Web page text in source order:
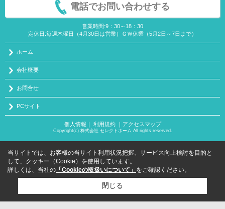
電話でお問い合わせする
営業時間:9：30～18：30
定休日:毎週木曜日（4月30日は営業）ＧＷ休業（5月2日～7日まで）
ホーム
会社概要
お問合せ
PCサイト
個人情報 利用規約｜ アクセスマップ
Copyright(c) 株式会社 セレクトホーム All rights reserved.
当サイトでは、お客様の当サイト利用状況把握、サービス向上検討を目的と
して、クッキー（Cookie）を使用しています。
詳しくは、当社の 「Cookieの取扱いについて」 をご確認ください。
閉じる